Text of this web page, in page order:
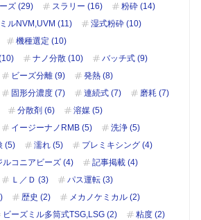
ズ (29) スラリー (16)
粉砕 (14)
ルNVM,UVM (11)
湿式粉砕 (10)
機種選定 (10)
ナノ分散 (10)
バッチ式 (9)
ビーズ分離 (9)
発熱 (8)
固形分濃度 (7) 連続式 (7)
磨耗 (7)
分散剤 (6)
溶媒 (5)
イージーナノRMB (5)
洗浄 (5)
(5) 濡れ (5)
プレミキシング (4)
ルコニアビーズ (4)
記事掲載 (4)
Ｌ／Ｄ (3)
パス運転 (3)
歴史 (2)
メカノケミカル (2)
ビーズミル多筒式TSG,LSG (2) 粘度 (2)